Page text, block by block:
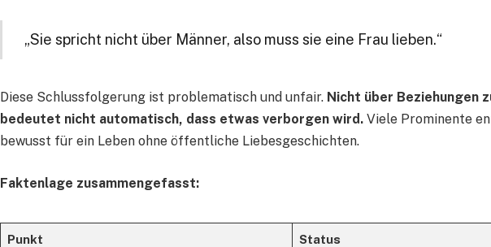
„Sie spricht nicht über Männer, also muss sie eine Frau lieben.“
Diese Schlussfolgerung ist problematisch und unfair. Nicht über Beziehungen
bedeutet nicht automatisch, dass etwas verborgen wird. Viele Prominente
bewusst für ein Leben ohne öffentliche Liebesgeschichten.
Faktenlage zusammengefasst:
Punkt Status